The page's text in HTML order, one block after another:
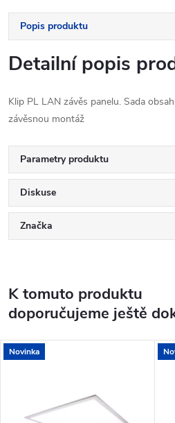
Popis produktu
Detailní popis
Klip PL LAN závěs panelu. Sada
závěsnou montáž
Parametry produktu
Diskuse
Značka
K tomuto produktu
doporučujeme ještě
Novinka